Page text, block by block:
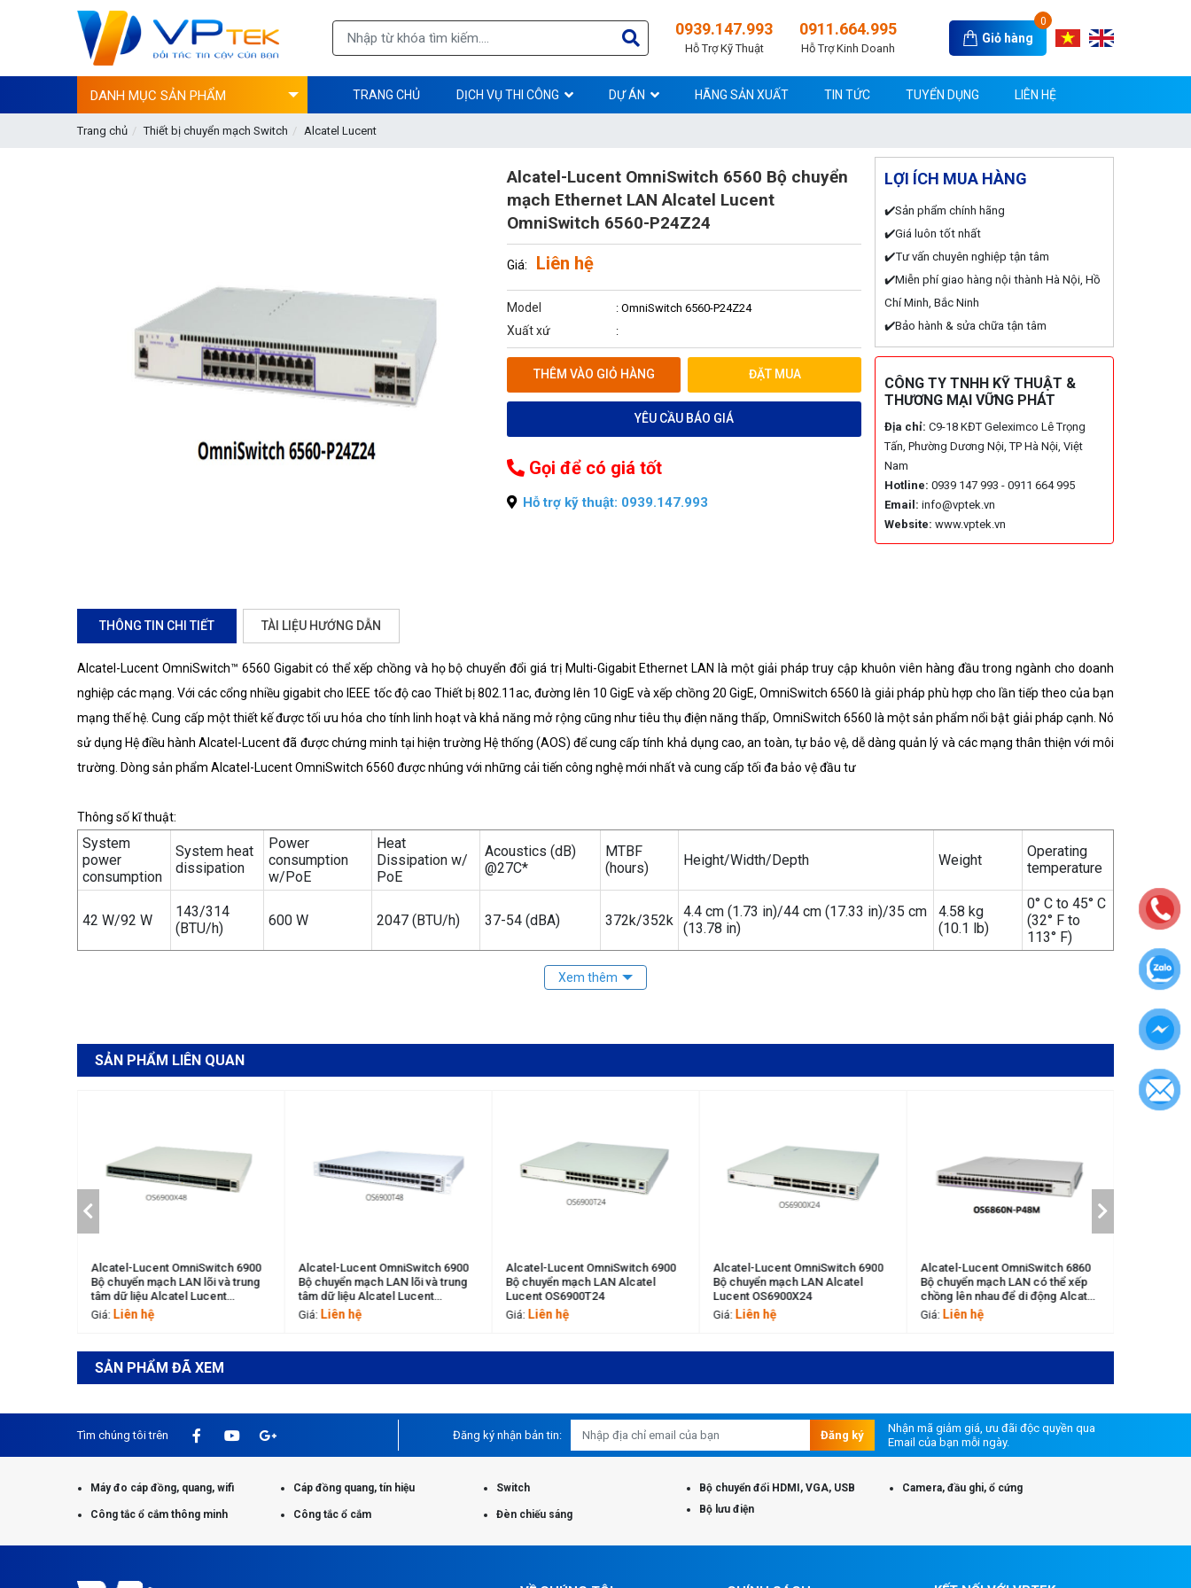
0939.147.993
Hỗ Trợ Kỹ Thuật
0911.664.995
Hỗ Trợ Kinh Doanh
0
Giỏ hàng
DANH MỤC SẢN PHẨM TRANG CHỦ DỊCH VỤ THI CÔNG DỰ ÁN HÃNG SẢN XUẤT TIN TỨC TUYỂN DỤNG LIÊN HỆ
Trang chủ Thiết bị chuyển mạch Switch Alcatel Lucent
Alcatel-Lucent OmniSwitch 6560 Bộ chuyển
mạch Ethernet LAN Alcatel Lucent
OmniSwitch 6560-P24Z24
Giá: Liên hệ
Model : OmniSwitch 6560-P24Z24
Xuất xứ :
THÊM VÀO GIỎ HÀNG ĐẶT MUA
YÊU CẦU BÁO GIÁ
Gọi để có giá tốt
Hỗ trợ kỹ thuật: 0939.147.993
LỢI ÍCH MUA HÀNG
✔️Sản phẩm chính hãng
✔️Giá luôn tốt nhất
✔️Tư vấn chuyên nghiệp tận tâm
✔️Miễn phí giao hàng nội thành Hà Nội, Hồ
Chí Minh, Bắc Ninh
✔️Bảo hành & sửa chữa tận tâm
CÔNG TY TNHH KỸ THUẬT &
THƯƠNG MẠI VỮNG PHÁT
Địa chỉ: C9-18 KĐT Geleximco Lê Trọng
Tấn, Phường Dương Nội, TP Hà Nội, Việt
Nam
Hotline: 0939 147 993 - 0911 664 995
Email: info@vptek.vn
Website: www.vptek.vn
THÔNG TIN CHI TIẾT TÀI LIỆU HƯỚNG DẪN
Alcatel-Lucent OmniSwitch™ 6560 Gigabit có thể xếp chồng và họ bộ chuyển đổi giá trị Multi-Gigabit Ethernet LAN là một giải pháp truy cập khuôn viên hàng đầu trong ngành cho doanh
nghiệp các mạng. Với các cổng nhiều gigabit cho IEEE tốc độ cao Thiết bị 802.11ac, đường lên 10 GigE và xếp chồng 20 GigE, OmniSwitch 6560 là giải pháp phù hợp cho lần tiếp theo của bạn
mạng thế hệ. Cung cấp một thiết kế được tối ưu hóa cho tính linh hoạt và khả năng mở rộng cũng như tiêu thụ điện năng thấp, OmniSwitch 6560 là một sản phẩm nổi bật giải pháp cạnh. Nó
sử dụng Hệ điều hành Alcatel-Lucent đã được chứng minh tại hiện trường Hệ thống (AOS) để cung cấp tính khả dụng cao, an toàn, tự bảo vệ, dễ dàng quản lý và các mạng thân thiện với môi
trường. Dòng sản phẩm Alcatel-Lucent OmniSwitch 6560 được nhúng với những cải tiến công nghệ mới nhất và cung cấp tối đa bảo vệ đầu tư
Thông số kĩ thuật:
System
power
consumption
System heat
dissipation
Power
consumption
w/PoE
Heat
Dissipation w/
PoE
Acoustics (dB)
@27C*
MTBF
(hours)
Height/Width/Depth Weight
Operating
temperature
42 W/92 W
143/314
(BTU/h)
600 W 2047 (BTU/h) 37-54 (dBA) 372k/352k
4.4 cm (1.73 in)/44 cm (17.33 in)/35 cm
(13.78 in)
4.58 kg
(10.1 lb)
0° C to 45° C
(32° F to
113° F)
SẢN PHẨM LIÊN QUAN
Alcatel-Lucent OmniSwitch 6900
Bộ chuyển mạch LAN lõi và trung
tâm dữ liệu Alcatel Lucent
OS6900X48
Giá: Liên hệ
Alcatel-Lucent OmniSwitch 6900
Bộ chuyển mạch LAN lõi và trung
tâm dữ liệu Alcatel Lucent
OS6900T48
Giá: Liên hệ
Alcatel-Lucent OmniSwitch 6900
Bộ chuyển mạch LAN Alcatel
Lucent OS6900T24
Giá: Liên hệ
Alcatel-Lucent OmniSwitch 6900
Bộ chuyển mạch LAN Alcatel
Lucent OS6900X24
Giá: Liên hệ
Alcatel-Lucent OmniSwitch 6860
Bộ chuyển mạch LAN có thể xếp
chồng lên nhau để di động Alcatel
Lucent OS6860N-P48M
Giá: Liên hệ
SẢN PHẨM ĐÃ XEM
Tìm chúng tôi trên Đăng ký nhận bản tin: Đăng ký
Nhận mã giảm giá, ưu đãi độc quyền qua
Email của bạn mỗi ngày.
Máy đo cáp đồng, quang, wifi Cáp đồng quang, tín hiệu Switch Bộ chuyển đổi HDMI, VGA, USB Camera, đầu ghi, ổ cứng
Công tắc ổ cắm thông minh Công tắc ổ cắm Đèn chiếu sáng Bộ lưu điện